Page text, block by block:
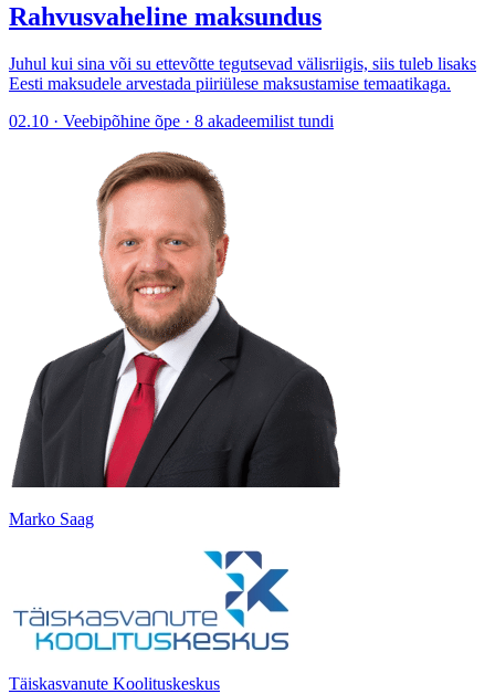
Rahvusvaheline maksundus
Juhul kui sina või su ettevõtte tegutsevad välisriigis, siis tuleb lisaks
Eesti maksudele arvestada piiriülese maksustamise temaatikaga.
02.10 · Veebipõhine õpe · 8 akadeemilist tundi
Marko Saag
Täiskasvanute Koolituskeskus